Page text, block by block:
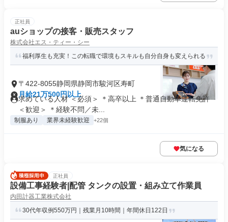
正社員
auショップの接客・販売スタッフ
株式会社エス・ティー・シー
福利厚生も充実！この転職で環境もスキルも自分自身も変えられる
〒422-8055静岡県静岡市駿河区寿町
月給21万500円以上
求めている人材 ＜必須＞ ＊高卒以上 ＊普通自動車運転免許
＜歓迎＞ ＊経験不問／未...
制服あり 業界未経験歓迎 +22個
気になる
正社員
設備工事経験者|配管 タンクの設置・組み立て作業員
内田計器工業株式会社
30代年収例550万円｜残業月10時間｜年間休日122日